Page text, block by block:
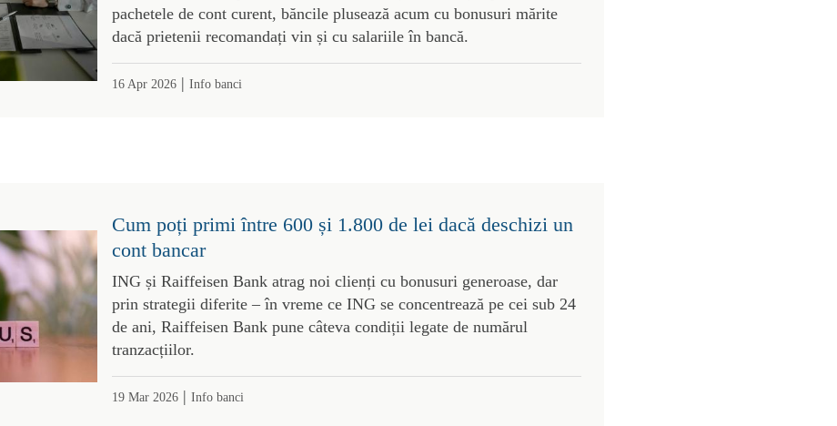
pachetele de cont curent, băncile plusează acum cu bonusuri mărite
dacă prietenii recomandați vin și cu salariile în bancă.
16 Apr 2026| Info banci
Cum poți primi între 600 și 1.800 de lei dacă deschizi un
cont bancar
ING și Raiffeisen Bank atrag noi clienți cu bonusuri generoase, dar
prin strategii diferite – în vreme ce ING se concentrează pe cei sub 24
de ani, Raiffeisen Bank pune câteva condiții legate de numărul
tranzacțiilor.
19 Mar 2026| Info banci